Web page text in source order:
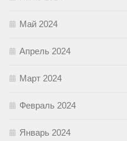
Май 2024
Апрель 2024
Март 2024
Февраль 2024
Январь 2024